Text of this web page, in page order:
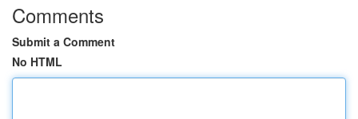
Comments
Submit a Comment
No HTML